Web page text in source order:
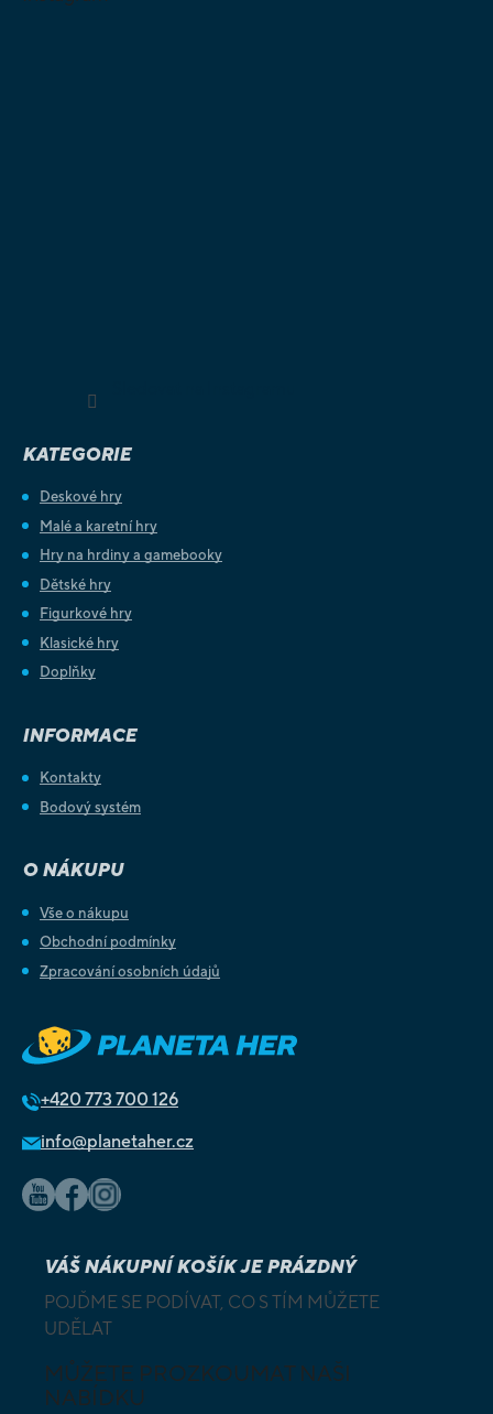
KATEGORIE
Deskové hry
Malé a karetní hry
Hry na hrdiny a gamebooky
Dětské hry
Figurkové hry
Klasické hry
Doplňky
INFORMACE
Kontakty
Bodový systém
O NÁKUPU
Vše o nákupu
Obchodní podmínky
Zpracování osobních údajů
+420 773 700 126
info@planetaher.cz
VÁŠ NÁKUPNÍ KOŠÍK JE PRÁZDNÝ
POJĎME SE PODÍVAT, CO S TÍM MŮŽETE
UDĚLAT
MŮŽETE PROZKOUMAT NAŠI
NABÍDKU